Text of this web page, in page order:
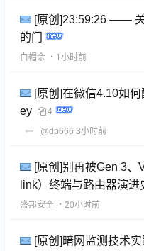
[原创]23:59:26 ——
的门
白帽佘 ・1小时前
[原创]在微信4.10如
ey
4
@dp666 3小时前
[原创]别再被Gen 3
link）终端与路由器演进
盛邦安全 ・20小时前
[原创]暗网监测技术